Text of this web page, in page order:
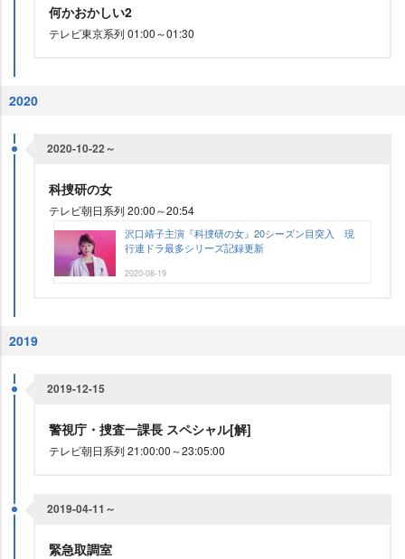
何かおかしい2
テレビ東京系列 01:00～01:30
2020
2020-10-22～
科捜研の女
テレビ朝日系列 20:00～20:54
沢口靖子主演『科捜研の女』20シーズン目突入 現
行連ドラ最多シリーズ記録更新
2020-08-19
2019
2019-12-15
警視庁・捜査一課長 スペシャル[解]
テレビ朝日系列 21:00:00～23:05:00
2019-04-11～
緊急取調室